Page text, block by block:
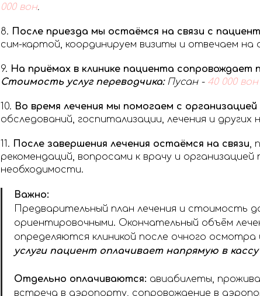
000 вон.
8. После приезда мы остаёмся на связи с
сим-картой, координируем визиты и отвечаем на
9. На приёмах в клинике пациента сопровождает
Стоимость услуг переводчика:Пусан - 40 000 вон
10. Во время лечения мы помогаем с организацией
обследований, госпитализации, лечения и других
11. После завершения лечения остаёмся на связи ,
рекомендаций, вопросами к врачу и
необходимости.
Важно:
Предварительный план лечения и стоимость
ориентировочными. Окончательный объём
определяются клиникой после очного осмотра
услуги пациент оплачивает напрямую в кассу
Отдельно оплачиваются: авиабилеты,
встреча в аэропорту, сопровождение в